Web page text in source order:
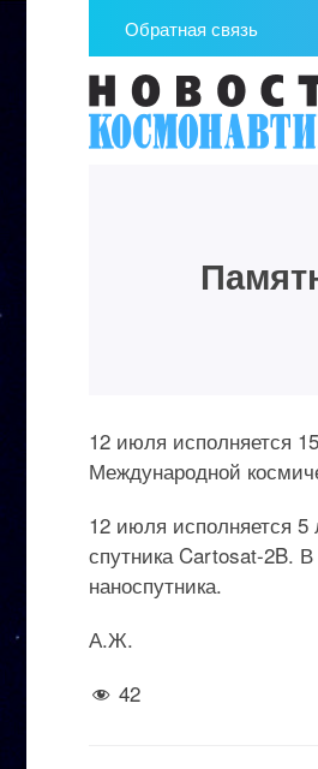
Обратная связь
12 июля исполняется
Международной
12 июля исполняется 5
спутника Cartosat-2B.
наноспутника.
А.Ж.
42